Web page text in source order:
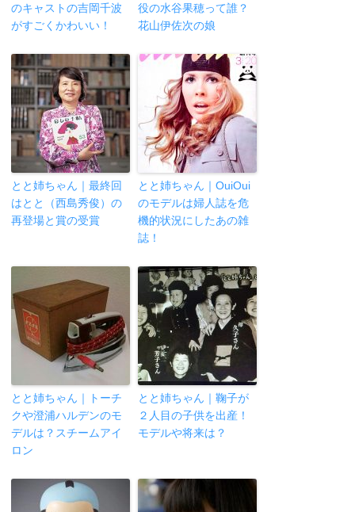
のキャストの吉岡千波
がすごくかわいい！
役の水谷果穂って誰？
花山伊佐次の娘
とと姉ちゃん｜最終回
はとと（西島秀俊）の
再登場と賞の受賞
とと姉ちゃん｜OuiOui
のモデルは婦人誌を危
機的状況にしたあの雑
誌！
とと姉ちゃん｜トーチ
クや澄浦ハルデンのモ
デルは？スチームアイ
ロン
とと姉ちゃん｜鞠子が
２人目の子供を出産！
モデルや将来は？